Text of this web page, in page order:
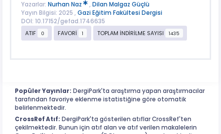
Yazarlar: Nurhan Naz , Dilan Malgaz Güçlü
Yayın Bilgisi: 2025 , Gazi Eğitim Fakültesi Dergisi
DOI: 10.17152/gefad.1746635
ATIF
0 FAVORİ 1 TOPLAM İNDİRİLME SAYISI 1435
Popüler Yayınlar: DergiPark'ta araştırma yapan araştırmacılar
tarafından favoriye eklenme istatistiğine göre otomatik
belirlenmektedir.
CrossRef Atıf: DergiPark'ta gösterilen atıflar CrossRef'ten
çekilmektedir. Bunun için atıf alan ve atıf verilen makalelerin